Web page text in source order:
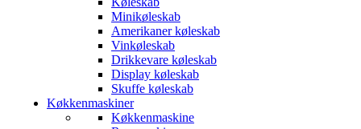
Minikøleskab
Amerikaner køleskab
Vinkøleskab
Drikkevare køleskab
Display køleskab
Skuffe køleskab
Køkkenmaskiner
Køkkenmaskine